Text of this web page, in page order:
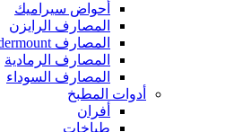
أحواض سيراميك
المصارف الرايزن
المصارف Undermount
المصارف الرمادية
المصارف السوداء
أدوات المطبخ
أفران
طباخات